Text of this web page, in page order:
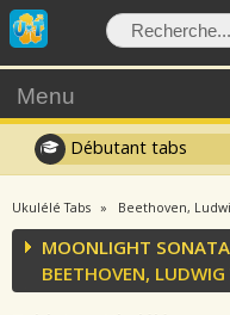
Menu
Débutant tabs
Ukulélé Tabs Beethoven,
MOONLIGHT SONATA
BEETHOVEN, LUDWIG